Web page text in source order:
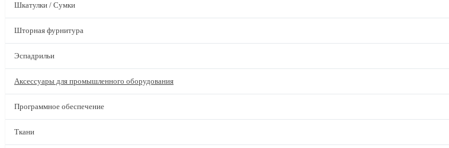
Шкатулки / Сумки
Шторная фурнитура
Эспадрильи
Аксессуары для промышленного оборудования
Программное обеспечение
Ткани